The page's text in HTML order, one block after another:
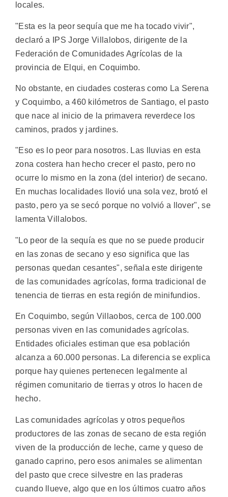
locales.
"Esta es la peor sequía que me ha tocado vivir",
declaró a IPS Jorge Villalobos, dirigente de la
Federación de Comunidades Agrícolas de la
provincia de Elqui, en Coquimbo.
No obstante, en ciudades costeras como La Serena
y Coquimbo, a 460 kilómetros de Santiago, el pasto
que nace al inicio de la primavera reverdece los
caminos, prados y jardines.
"Eso es lo peor para nosotros. Las lluvias en esta
zona costera han hecho crecer el pasto, pero no
ocurre lo mismo en la zona (del interior) de secano.
En muchas localidades llovió una sola vez, brotó el
pasto, pero ya se secó porque no volvió a llover", se
lamenta Villalobos.
"Lo peor de la sequía es que no se puede producir
en las zonas de secano y eso significa que las
personas quedan cesantes", señala este dirigente
de las comunidades agrícolas, forma tradicional de
tenencia de tierras en esta región de minifundios.
En Coquimbo, según Villaobos, cerca de 100.000
personas viven en las comunidades agrícolas.
Entidades oficiales estiman que esa población
alcanza a 60.000 personas. La diferencia se explica
porque hay quienes pertenecen legalmente al
régimen comunitario de tierras y otros lo hacen de
hecho.
Las comunidades agrícolas y otros pequeños
productores de las zonas de secano de esta región
viven de la producción de leche, carne y queso de
ganado caprino, pero esos animales se alimentan
del pasto que crece silvestre en las praderas
cuando llueve, algo que en los últimos cuatro años